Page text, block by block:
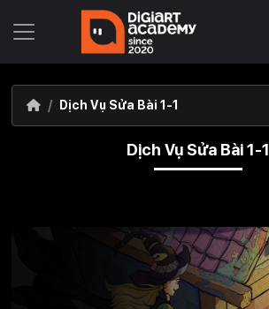
Dịch Vụ Sửa Bài 1-1
Dịch Vụ Sửa Bài 1-1